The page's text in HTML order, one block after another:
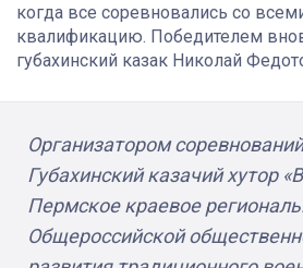
когда все соревновались со
квалификацию. Победителем
губахинский казак Николай
Организатором
Губахинский казачий хутор
Пермское краевое
Общероссийской